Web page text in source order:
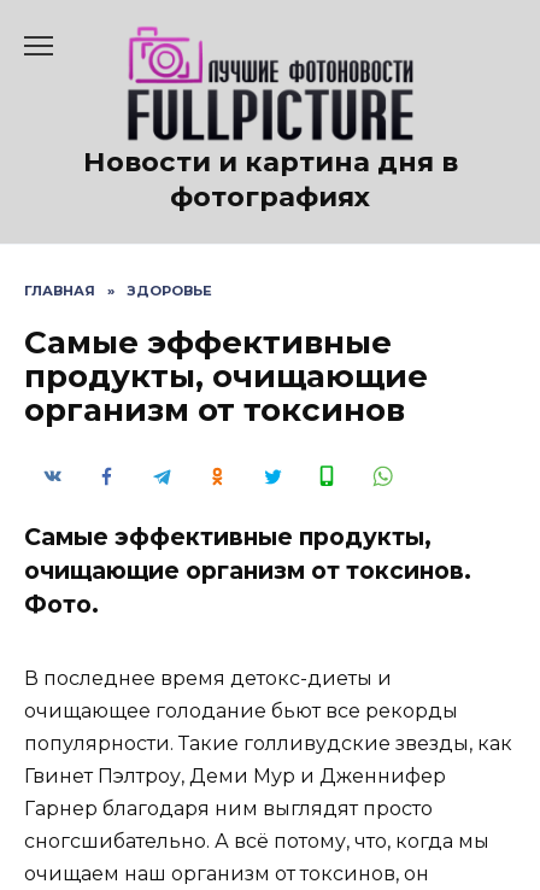
содержанию
Новости и картина дня в
фотографиях
ГЛАВНАЯ » ЗДОРОВЬЕ
Самые эффективные
продукты, очищающие
организм от токсинов
Самые эффективные продукты,
очищающие организм от токсинов.
Фото.
В последнее время детокс-диеты и
очищающее голодание бьют все рекорды
популярности. Такие голливудские звезды, как
Гвинет Пэлтроу, Деми Мур и Дженнифер
Гарнер благодаря ним выглядят просто
сногсшибательно. А всё потому, что, когда мы
очищаем наш организм от токсинов, он